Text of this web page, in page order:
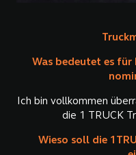
Was bedeutet es für
Ich bin vollkommen
die 1 TRUCK
Wieso soll die